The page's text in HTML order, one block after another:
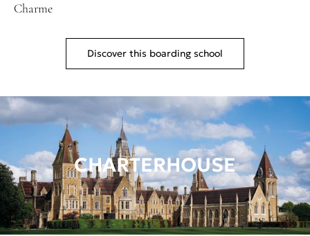
Charme
Discover this boarding school
CHARTERHOUSE